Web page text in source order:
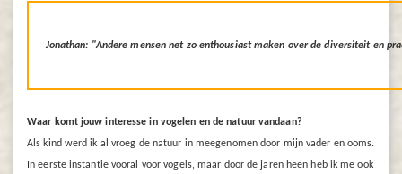
Jonathan: "Andere mensen net zo enthousiast maken over de diversiteit en
Waar komt jouw interesse in vogelen en de natuur vandaan?
Als kind werd ik al vroeg de natuur in meegenomen door mijn vader en ooms.
In eerste instantie vooral voor vogels, maar door de jaren heen heb ik me ook